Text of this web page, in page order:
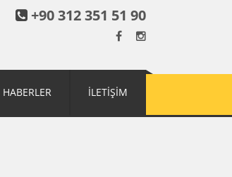
+90 312 351 51 90
HABERLER İLETİŞİM